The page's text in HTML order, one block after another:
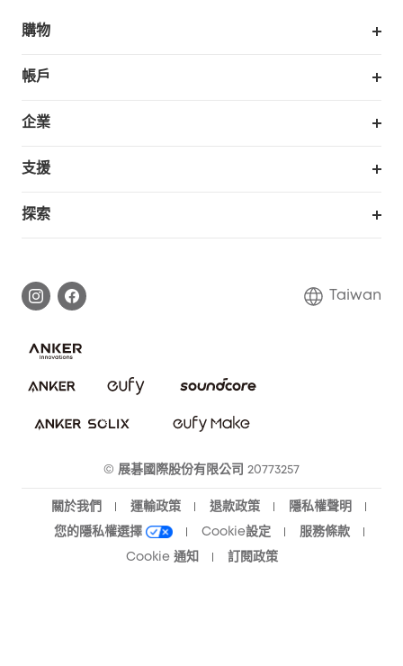
購物
帳戶
企業
支援
下載電子手冊
探索
部落格
Taiwan
© 展碁國際股份有限公司 20773257
關於我們 運輸政策 退款政策 隱私權聲明
您的隱私權選擇 Cookie設定 服務條款
Cookie 通知 訂閱政策